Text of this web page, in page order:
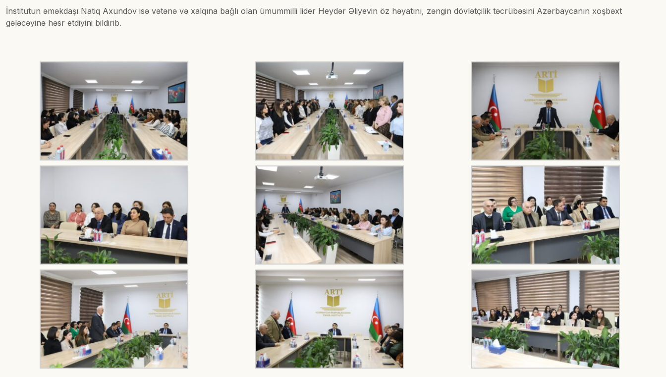
İnstitutun əməkdaşı Natiq Axundov isə vətənə və xalqına bağlı olan ümummilli lider Heydər Əliyevin öz həyatını, zəngin dövlətçilik təcrübəsini Azərbaycanın xoşbəxt
gələcəyinə həsr etdiyini bildirib.